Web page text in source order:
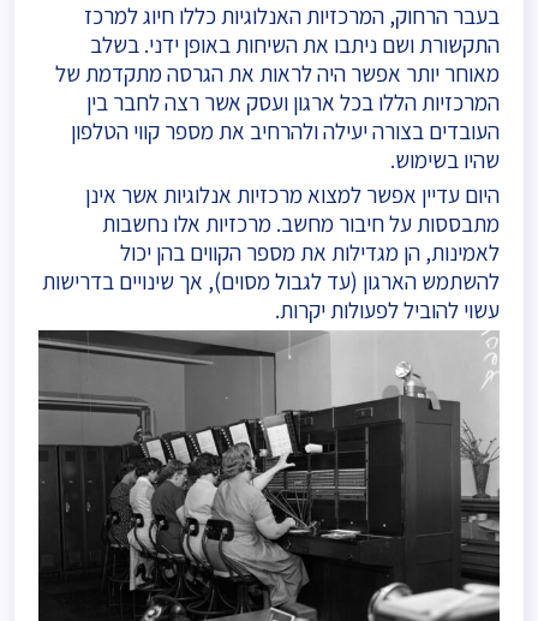
בעבר הרחוק, המרכזיות האנלוגיות כללו חיוג למרכז
התקשורת ושם ניתבו את השיחות באופן ידני. בשלב
מאוחר יותר אפשר היה לראות את הגרסה מתקדמת של
המרכזיות הללו בכל ארגון ועסק אשר רצה לחבר בין
העובדים בצורה יעילה ולהרחיב את מספר קווי הטלפון
שהיו בשימוש.
היום עדיין אפשר למצוא מרכזיות אנלוגיות אשר אינן
מתבססות על חיבור מחשב. מרכזיות אלו נחשבות
לאמינות, הן מגדילות את מספר הקווים בהן יכול
להשתמש הארגון (עד לגבול מסוים), אך שינויים בדרישות
עשוי להוביל לפעולות יקרות.